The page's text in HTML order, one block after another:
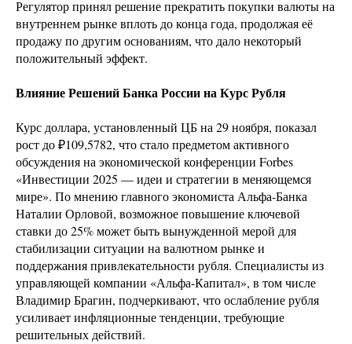
Регулятор принял решение прекратить покупки валюты на
внутреннем рынке вплоть до конца года, продолжая её
продажу по другим основаниям, что дало некоторый
положительный эффект.
Влияние Решений Банка России на Курс Рубля
Курс доллара, установленный ЦБ на 29 ноября, показал
рост до ₽109,5782, что стало предметом активного
обсуждения на экономической конференции Forbes
«Инвестиции 2025 — идеи и стратегии в меняющемся
мире». По мнению главного экономиста Альфа-Банка
Наталии Орловой, возможное повышение ключевой
ставки до 25% может быть вынужденной мерой для
стабилизации ситуации на валютном рынке и
поддержания привлекательности рубля. Специалисты из
управляющей компании «Альфа-Капитал», в том числе
Владимир Брагин, подчеркивают, что ослабление рубля
усиливает инфляционные тенденции, требующие
решительных действий.